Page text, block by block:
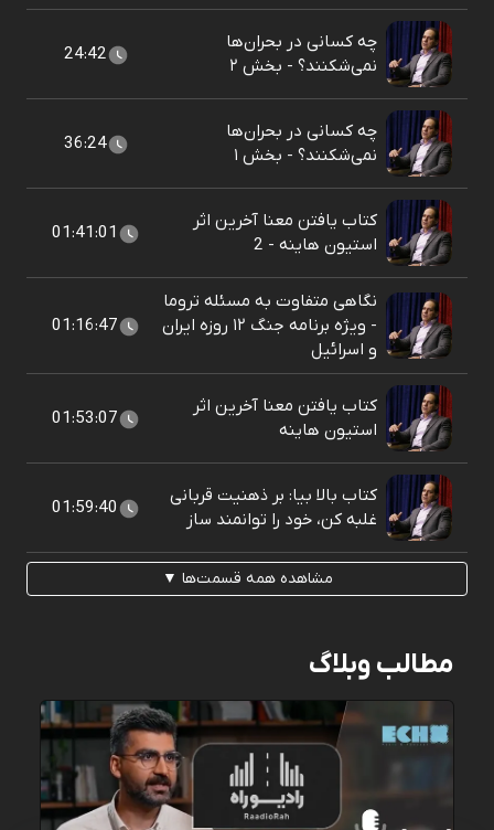
چه کسانی در بحران‌ها
نمی‌شکنند؟ - بخش ۲
24:42
چه کسانی در بحران‌ها
نمی‌شکنند؟ - بخش ۱
36:24
کتاب یافتن معنا آخرین اثر
استیون هاینه - 2
01:41:01
نگاهی متفاوت به مسئله تروما
- ویژه برنامه جنگ ۱۲ روزه ایران
و اسرائیل
01:16:47
کتاب یافتن معنا آخرین اثر
استیون هاینه
01:53:07
کتاب بالا بیا: بر ذهنیت قربانی
غلبه کن، خود را توانمند ساز
01:59:40
مشاهده همه قسمت‌ها ▼
مطالب وبلاگ